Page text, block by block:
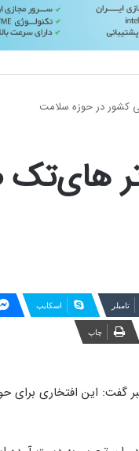
برتر
تامبلر اسکایپ
چاپ
گفت: این افتخاری